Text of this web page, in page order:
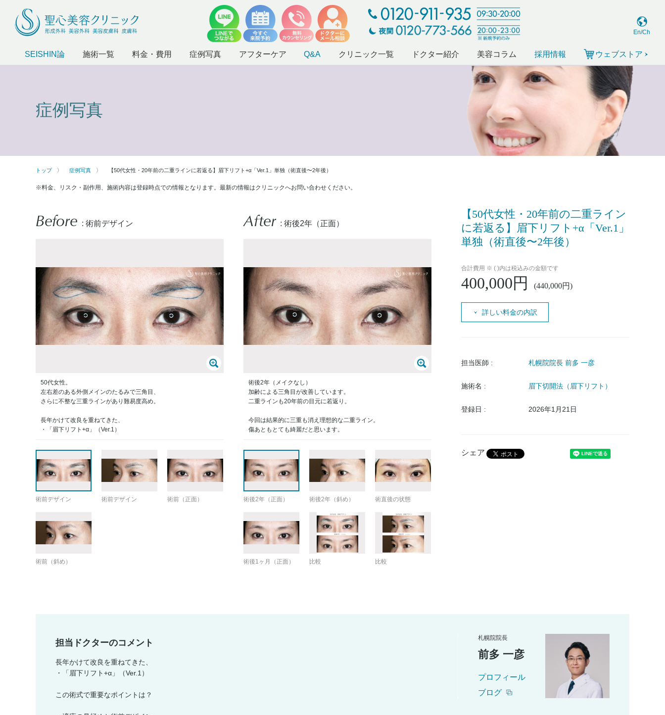
En/Ch
SEISHIN論 施術一覧 料金・費用 症例写真 アフターケア Q&A クリニック一覧 ドクター紹介 美容コラム 採用情報 ウェブストア
症例写真
トップ 症例写真 【50代女性・20年前の二重ラインに若返る】眉下リフト+α「Ver.1」単独（術直後〜2年後）
※料金、リスク・副作用、施術内容は登録時点での情報となります。最新の情報はクリニックへお問い合わせください。
Before : 術前デザイン
50代女性。
左右差のある外側メインのたるみで三角目、
さらに不整な三重ラインがあり難易度高め。
長年かけて改良を重ねてきた、
・「眉下リフト+α」（Ver.1）
術前デザイン 術前デザイン 術前（正面）
術前（斜め）
After : 術後2年（正面）
術後2年（メイクなし）
加齢による三角目が改善しています。
二重ラインも20年前の目元に若返り。
今回は結果的に三重も消え理想的な二重ライン。
傷あともとても綺麗だと思います。
術後2年（正面） 術後2年（斜め） 術直後の状態
術後1ヶ月（正面） 比較 比較
【50代女性・20年前の二重ライン
に若返る】眉下リフト+α「Ver.1」
単独（術直後〜2年後）
合計費用 ※ ( )内は税込みの金額です
400,000円 (440,000円)
詳しい料金の内訳
担当医師 : 札幌院院長 前多 一彦
施術名 : 眉下切開法（眉下リフト）
登録日 : 2026年1月21日
シェア
担当ドクターのコメント
長年かけて改良を重ねてきた、
・「眉下リフト+α」（Ver.1）
この術式で重要なポイントは？
札幌院院長
前多 一彦
プロフィール
ブログ